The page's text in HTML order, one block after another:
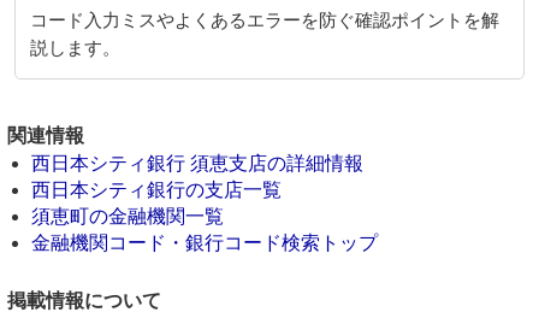
コード入力ミスやよくあるエラーを防ぐ確認ポイントを解
説します。
関連情報
西日本シティ銀行 須恵支店の詳細情報
西日本シティ銀行の支店一覧
須恵町の金融機関一覧
金融機関コード・銀行コード検索トップ
掲載情報について